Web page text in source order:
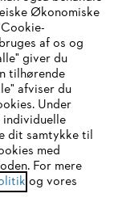
Für
wir Ihnen, zu
Økonomiske
af os og
giver du
tilhørende
afviser du
Under
dit samtykke til
med
For mere
og vores